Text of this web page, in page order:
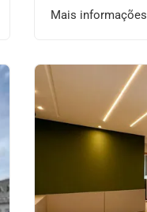
Mais informações